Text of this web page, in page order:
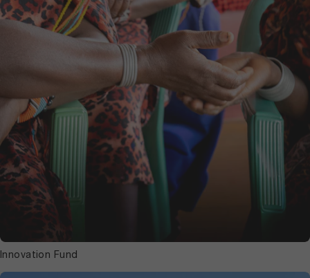
Innovation Fund